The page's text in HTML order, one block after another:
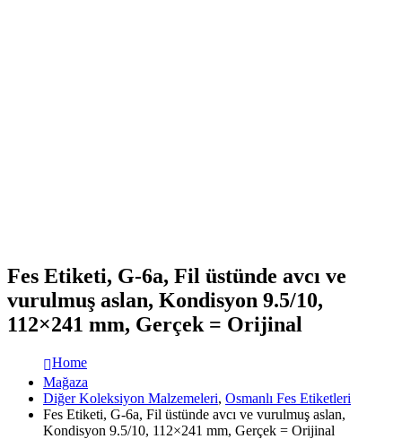
Fes Etiketi, G-6a, Fil üstünde avcı ve
vurulmuş aslan, Kondisyon 9.5/10,
112×241 mm, Gerçek = Orijinal
Home
Mağaza
Diğer Koleksiyon Malzemeleri, Osmanlı Fes Etiketleri
Fes Etiketi, G-6a, Fil üstünde avcı ve vurulmuş aslan,
Kondisyon 9.5/10, 112×241 mm, Gerçek = Orijinal